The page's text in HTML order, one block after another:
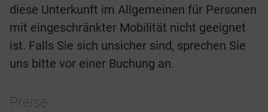
diese Unterkunft im Allgemeinen für Personen
mit eingeschränkter Mobilität nicht geeignet
ist. Falls Sie sich unsicher sind, sprechen Sie
uns bitte vor einer Buchung an.
Preise